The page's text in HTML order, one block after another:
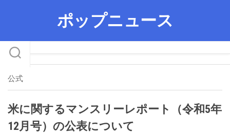
ポップニュース
公式
米に関するマンスリーレポート（令和5年
12月号）の公表について